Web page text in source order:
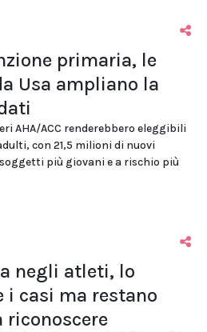
primaria, le
Usa ampliano la
AHA/ACC renderebbero eleggibili
con 21,5 milioni di nuovi
più giovani e a rischio più
negli atleti, lo
i casi ma restano